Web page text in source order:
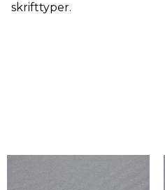
skrifttyper.